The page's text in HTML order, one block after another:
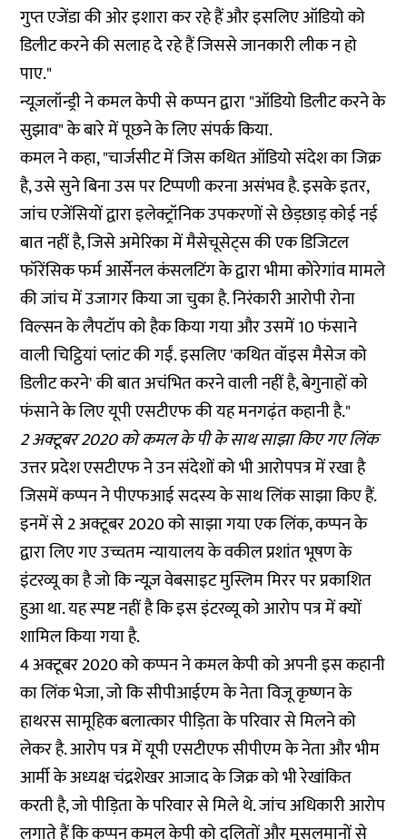
गुप्त एजेंडा की ओर इशारा कर रहे हैं और इसलिए ऑडियो को
डिलीट करने की सलाह दे रहे हैं जिससे जानकारी लीक न हो
पाए."
न्यूजलॉन्ड्री ने कमल केपी से कप्पन द्वारा "ऑडियो डिलीट करने के
सुझाव" के बारे में पूछने के लिए संपर्क किया.
कमल ने कहा, "चार्जसीट में जिस कथित ऑडियो संदेश का जिक्र
है, उसे सुने बिना उस पर टिप्पणी करना असंभव है. इसके इतर,
जांच एजेंसियों द्वारा इलेक्ट्रॉनिक उपकरणों से छेड़छाड़ कोई नई
बात नहीं है, जिसे अमेरिका में मैसेचूसेट्स की एक डिजिटल
फॉरेंसिक फर्म आर्सेनल कंसलटिंग के द्वारा भीमा कोरेगांव मामले
की जांच में उजागर किया जा चुका है. निरंकारी आरोपी रोना
विल्सन के लैपटॉप को हैक किया गया और उसमें 10 फंसाने
वाली चिट्ठियां प्लांट की गईं. इसलिए 'कथित वॉइस मैसेज को
डिलीट करने' की बात अचंभित करने वाली नहीं है, बेगुनाहों को
फंसाने के लिए यूपी एसटीएफ की यह मनगढ़ंत कहानी है."
2 अक्टूबर 2020 को कमल के पी के साथ साझा किए गए लिंक
उत्तर प्रदेश एसटीएफ ने उन संदेशों को भी आरोपपत्र में रखा है
जिसमें कप्पन ने पीएफआई सदस्य के साथ लिंक साझा किए हैं.
इनमें से 2 अक्टूबर 2020 को साझा गया एक लिंक, कप्पन के
द्वारा लिए गए उच्चतम न्यायालय के वकील प्रशांत भूषण के
इंटरव्यू का है जो कि न्यूज़ वेबसाइटमुस्लिम मिररपर प्रकाशित
हुआ था. यह स्पष्ट नहीं है कि इस इंटरव्यू को आरोप पत्र में क्यों
शामिल किया गया है.
4 अक्टूबर 2020 को कप्पन ने कमल केपी को अपनी इसकहानी
का लिंक भेजा, जो कि सीपीआईएम के नेता विजू कृष्णन के
हाथरस सामूहिक बलात्कार पीड़िता के परिवार से मिलने को
लेकर है. आरोप पत्र में यूपी एसटीएफ सीपीएम के नेता और भीम
आर्मी के अध्यक्ष चंद्रशेखर आजाद के जिक्र को भी रेखांकित
करती है, जो पीड़िता के परिवार से मिले थे. जांच अधिकारी आरोप
लगाते हैं कि कप्पन कमल केपी को दलितों और मुसलमानों से